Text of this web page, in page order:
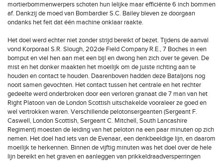
mortierbommenwerpers schoten hun lelijke maar efficiënte 6 inch bommen
af. Dankzij de moed van Bombardier S.C. Bailey bleven ze doorgaan
ondanks het feit dat één machine onklaar raakte.
Het doel werd echter niet zonder strijd bereikt of bezet. Tijdens de aanval
vond Korporaal S.R. Slough, 202de Field Company R.E., 7 Boches in een
bomput en viel hen aan met een bijl en dwong hen zich over te geven. De
mist en het donker maakten het moeilijk om de juiste richting aan te
houden en contact te houden. Daarenboven hadden deze Bataljons nog
nooit samen gevochten. Het contact tussen het centrale en het rechter
gedeelte werd onderbroken door een verloren granaat die 7 man van het
Right Platoon van de London Scottish uitschakelde vooraleer ze goed en
wel vertrokken waren. Verschillende pelotonsergeanten (Sergeant F.
Caswell, London Scottish, Sergeant C. Mitchell, South Lancashire
Regiment) moesten de leiding van het peloton na een paar minuten op zich
nemen. Het doel had iets van de Evenaar, een denkbeeldige lijn, en daarom
moeilijk te herkennen. Binnen de vijftig minuten was het doel over de hele
lijn bereikt en het graven en aanleggen van prikkeldraadversperringen